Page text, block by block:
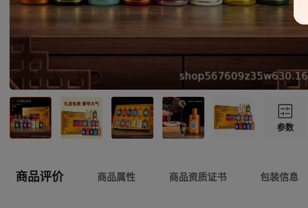
参数
商品评价 商品属性 商品资质证书 包装信息